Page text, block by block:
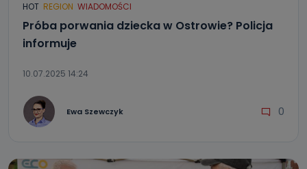
HOT REGION WIADOMOŚCI
Próba porwania dziecka w Ostrowie? Policja
informuje
10.07.2025 14:24
Ewa Szewczyk 0